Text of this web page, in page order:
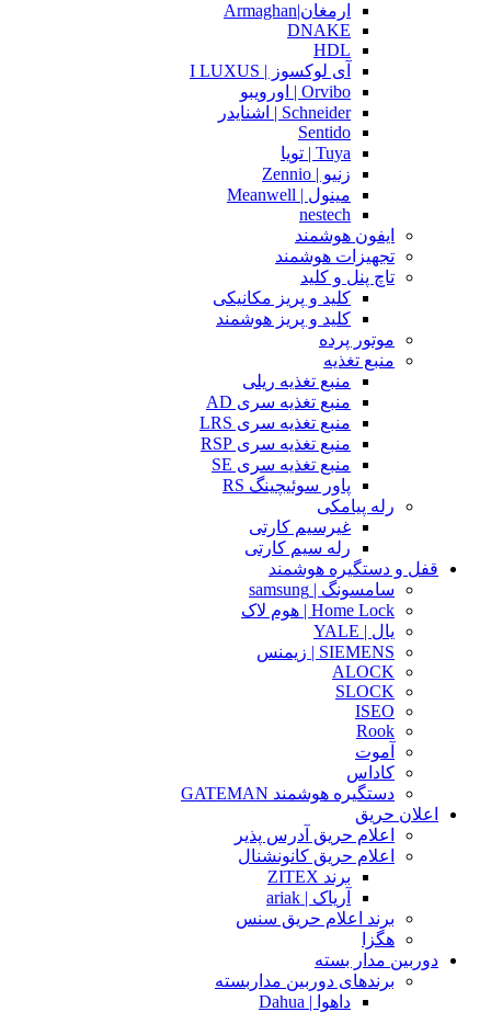
ارمغان|Armaghan
DNAKE
HDL
آی لوکسوز | I LUXUS
Orvibo | اورویبو
Schneider | اشنایدر
Sentido
Tuya | تویا
زنیو | Zennio
مینول | Meanwell
nestech
ایفون هوشمند
تجهیزات هوشمند
تاچ پنل و کلید
کلید و پریز مکانیکی
کلید و پریز هوشمند
موتور پرده
منبع تغذیه
منبع تغذیه ریلی
منبع تغذیه سری AD
منبع تغذیه سری LRS
منبع تغذیه سری RSP
منبع تغذیه سری SE
پاور سوئیچینگ RS
رله پیامکی
غیرسیم کارتی
رله سیم کارتی
قفل و دستگیره هوشمند
سامسونگ | samsung
Home Lock | هوم لاک
یال | YALE
SIEMENS | زیمنس
ALOCK
SLOCK
ISEO
Rook
آموت
کاداس
دستگیره هوشمند GATEMAN
اعلان حریق
اعلام حریق آدرس پذیر
اعلام حریق کانونشنال
برند ZITEX
آریاک | ariak
برند اعلام حریق سنس
هگزا
دوربین مدار بسته
برندهای دوربین مداربسته
داهوا | Dahua